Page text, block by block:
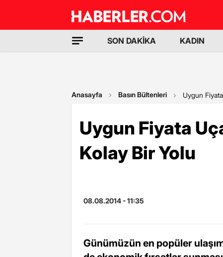
SON DAKİKA KADIN
Anasayfa Basın Bültenleri Uygun
Uygun Fiyata
Kolay Bir Yolu
08.08.2014 - 11:35
Günümüzün en popüler